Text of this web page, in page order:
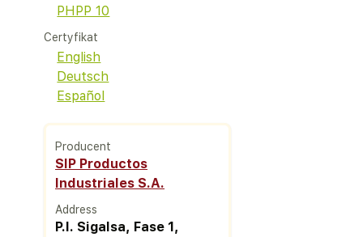
PHPP 10
Certyfikat
English
Deutsch
Español
Producent
SIP Productos
Industriales S.A.
Address
P.I. Sigalsa, Fase 1,